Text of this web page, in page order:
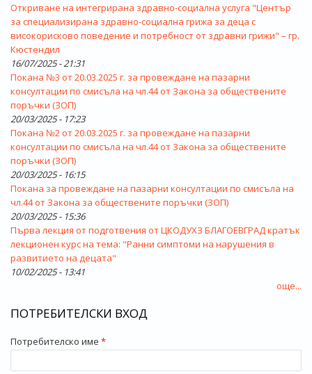
Откриване на интегрирана здравно-социална услуга "Център
за специализирана здравно-социална грижа за деца с
високорисково поведение и потребност от здравни грижи" – гр.
Кюстендил
16/07/2025 - 21:31
Покана №3 от 20.03.2025 г. за провеждане на пазарни
консултации по смисъла на чл.44 от Закона за обществените
поръчки (ЗОП)
20/03/2025 - 17:23
Покана №2 от 20.03.2025 г. за провеждане на пазарни
консултации по смисъла на чл.44 от Закона за обществените
поръчки (ЗОП)
20/03/2025 - 16:15
Покана за провеждане на пазарни консултации по смисъла на
чл.44 от Закона за обществените поръчки (ЗОП)
20/03/2025 - 15:36
Първа лекция от подготвения от ЦКОДУХЗ БЛАГОЕВГРАД кратък
лекционен курс на тема: "Ранни симптоми на нарушения в
развитието на децата"
10/02/2025 - 13:41
още...
ПОТРЕБИТЕЛСКИ ВХОД
Потребителско име *